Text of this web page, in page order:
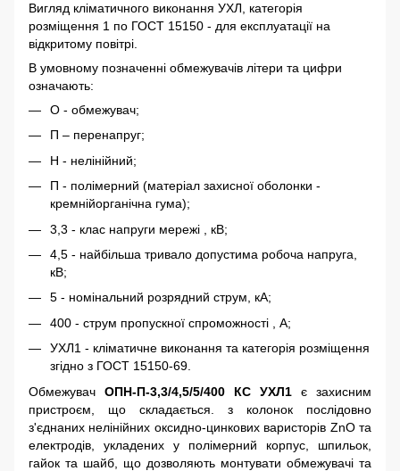
Вигляд кліматичного виконання УХЛ, категорія
розміщення 1 по ГОСТ 15150 - для експлуатації на
відкритому повітрі.
В умовному позначенні обмежувачів літери та цифри
означають:
О - обмежувач;
П – перенапруг;
Н - нелінійний;
П - полімерний (матеріал захисної оболонки -
кремнійорганічна гума);
3,3 - клас напруги мережі , кВ;
4,5 - найбільша тривало допустима робоча напруга,
кВ;
5 - номінальний розрядний струм, кА;
400 - струм пропускної спроможності , А;
УХЛ1 - кліматичне виконання та категорія розміщення
згідно з ГОСТ 15150-69.
Обмежувач ОПН-П-3,3/4,5/5/400 КС УХЛ1 є захисним
пристроєм, що складається. з колонок послідовно
з'єднаних нелінійних оксидно-цинкових варисторів ZnO та
електродів, укладених у полімерний корпус, шпильок,
гайок та шайб, що дозволяють монтувати обмежувачі та